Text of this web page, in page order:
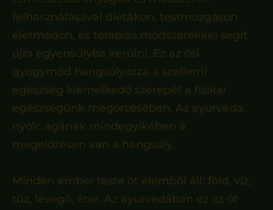
felhasználásával diétákon, testmozgáson
életmódon, és terápiás módszerekkel segít
újra egyensúlyba kerülni. Ez az ősi
gyógymód hangsúlyozza a szellemi
egészség kiemelkedő szerepét a fizikai
egészségünk megőrzésében. Az ayurvéda
nyolc ágának mindegyikében a
megelőzésen van a hangsúly.
Minden ember teste öt elemből áll: föld, víz,
tűz, levegő, éter. Az ayurvédában ez az öt